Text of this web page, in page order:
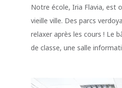
Notre école, Iria Flavia, est
vieille ville. Des parcs
relaxer après les cours ! Le
de classe, une salle